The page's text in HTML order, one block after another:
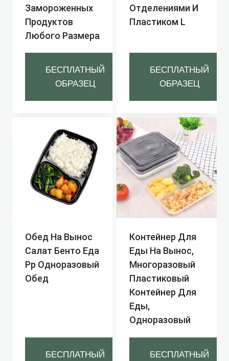
Замороженных
Продуктов
Любого Размера
БЕСПЛАТНЫЙ
ОБРАЗЕЦ
Отделениями И
Пластиком L
БЕСПЛАТНЫЙ
ОБРАЗЕЦ
Обед На Вынос
Салат Бенто Еда
Pp Одноразовый
Обед
БЕСПЛАТНЫЙ
Контейнер Для
Еды На Вынос,
Многоразовый
Пластиковый
Контейнер Для
Еды,
Одноразовый
БЕСПЛАТНЫЙ